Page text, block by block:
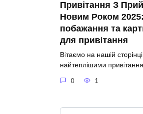
Привітання З
Новим Роком 2025:
побажання та
для привітання
Вітаємо на нашій
найтеплішими
0 1